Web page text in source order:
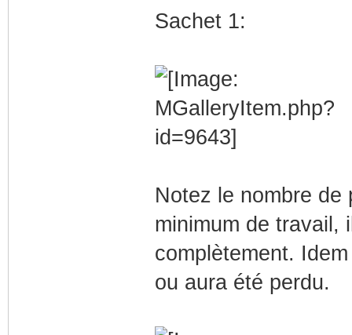
Sachet 1:
Notez le nombre de
minimum de travail,
complètement.
ou aura été perdu.